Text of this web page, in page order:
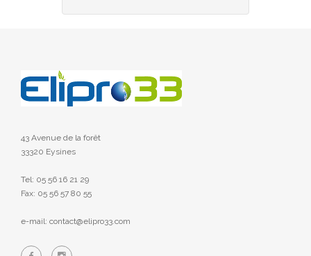
43 Avenue de la forêt
33320 Eysines
Tel: 05 56 16 21 29
Fax: 05 56 57 80 55
e-mail: contact@elipro33.com